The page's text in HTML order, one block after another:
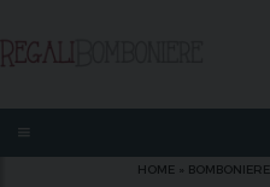
HOME »